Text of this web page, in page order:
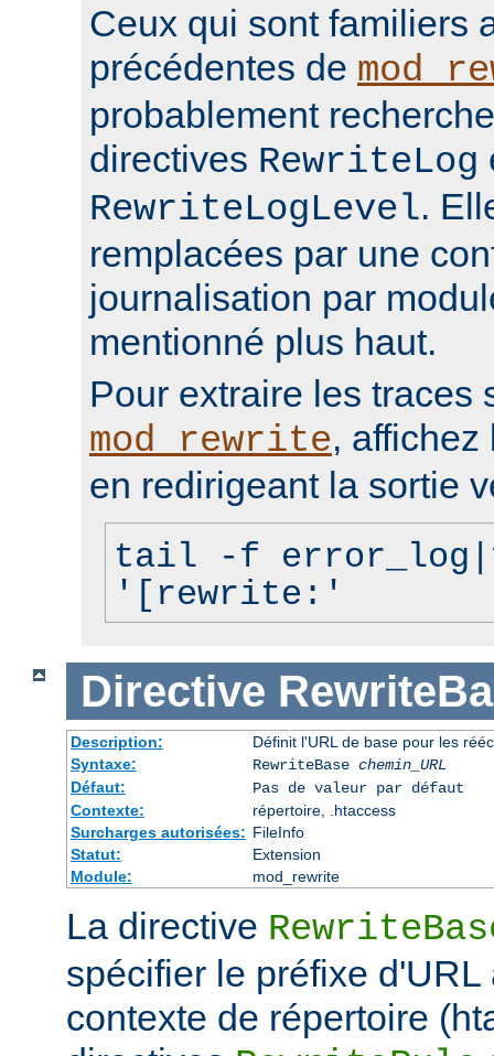
Ceux qui sont familiers
précédentes de
probablement
directives RewriteLog
RewriteLogLevel.
remplacées par une
journalisation par
mentionné plus haut.
Pour extraire les traces
mod_rewrite,
en redirigeant la sortie
tail -f
'[rewrite:'
Directive
Description:
Définit l'URL de base pour les
Syntaxe:
RewriteBase chemin_URL
Défaut:
Pas de valeur par défaut
Contexte:
répertoire, .htaccess
Surcharges autorisées: FileInfo
Statut:
Extension
Module:
mod_rewrite
La directive
spécifier le préfixe
contexte de répertoire